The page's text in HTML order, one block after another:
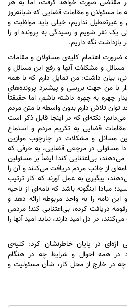
مقتضی صورت خواهد گرفت، اما به هر
مسئولان و مقامات قضایی که شبانه‌روز
غیرتعطیل نداریم، خیلی باید مواظبت و
یک نفر شویم و رسیدگی به پرونده او را
بازداشت نگه داریم.
ضرورت اهتمام کلیه‌ی مسئولان و مقامات
و مشکلات آنها و رفع این مسائل و
بیان داشت: من تمایل دارم که با همه
با من جهت بررسی و پیشبرد پرونده‌های
چهره به چهره داشته باشم، اما حقیقتاً
توان تلاش دارم بدون واسطه با متن مردم
می‌دانم؛ نکته‌ای که در اینجا قابل ذکر است
قضایی به تکریم مردم و استماع
مسائل و مشکلات در چارچوب موازین
مسئولی در مرجعی قضایی، به حرفی که
می‌دهند، بی‌اعتنایی کند! ایضاً بر مسئولین
از جانب مردم دریافت می‌کنند و آن را
پیگیری به عمل آورند که کار ترتیب
مبادا اینگونه باشد که نامه‌ای از ناحیه
نامه را به واحد مربوطه ارائه دهد و
دریافت کرده، بی‌اعتنایی کند! مردمی
در دل امید دارند، نباید امید آنها را
اژه‌ای در پایان خاطرنشان کرد: کلیه‌ی
در همه احوال و شرایط چه در هنگام
در خارج از محل کار، شأن مسئولیت و